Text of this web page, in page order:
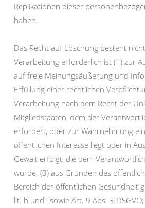
Replikationen dieser
haben.
Das Recht auf Löschung besteht
Verarbeitung erforderlich ist (1) zur
auf freie Meinungsäußerung und
Erfüllung einer rechtlichen
Verarbeitung nach dem Recht der
Mitgliedstaaten, dem der
erfordert, oder zur Wahrnehmung
öffentlichen Interesse liegt oder in
Gewalt erfolgt, die dem
wurde; (3) aus Gründen des
Bereich der öffentlichen Gesundheit
lit. h und i sowie Art. 9 Abs. 3